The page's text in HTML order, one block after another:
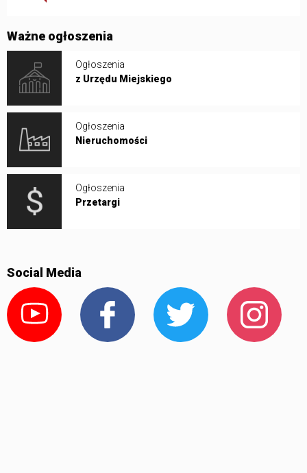
Ważne ogłoszenia
Ogłoszenia
z Urzędu Miejskiego
Ogłoszenia
Nieruchomości
Ogłoszenia
Przetargi
Social Media